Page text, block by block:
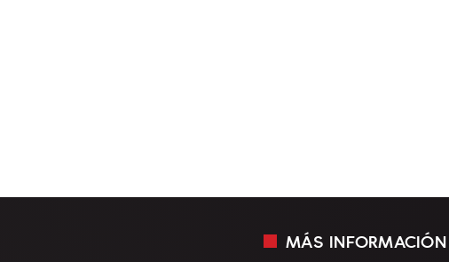
MÁS INFORMACIÓN